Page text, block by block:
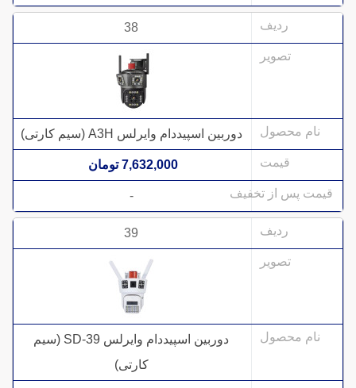
38
دوربین اسپیددام وایرلس A3H (سیم کارتی)
7,632,000 تومان
-
39
دوربین اسپیددام وایرلس SD-39 (سیم
کارتی)